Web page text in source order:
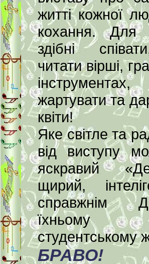
житті кожної
кохання. Для
здібні
читати вірші,
жартувати та
квіти!
Яке світле та
від виступу
яскравий
щирий,
їхньому
студентському
БРАВО!